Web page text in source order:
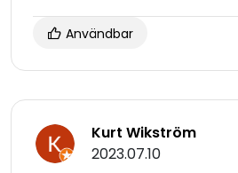
Användbar
Kurt Wikström
2023.07.10